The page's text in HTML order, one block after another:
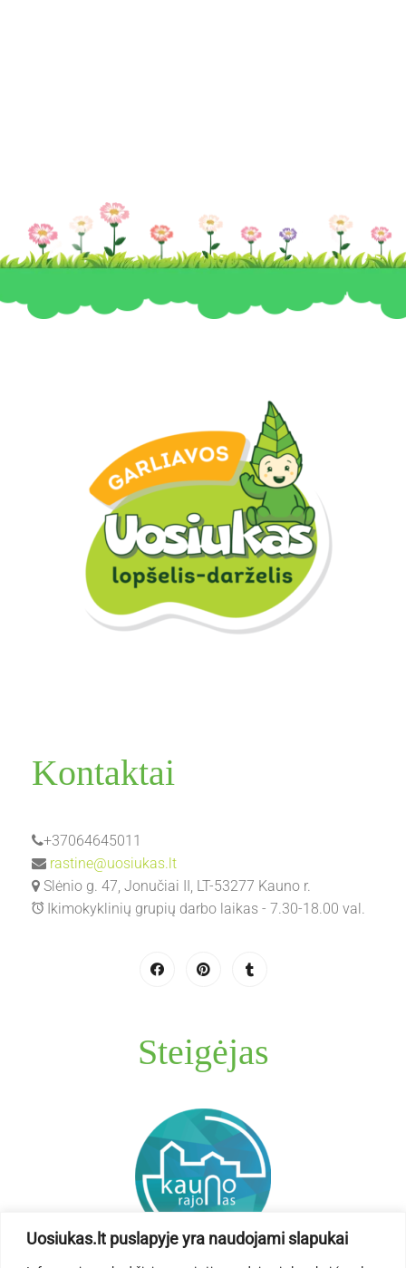
Uosiukas.lt puslapyje yra naudojami slapukai
Kontaktai
+37064645011
rastine@uosiukas.lt
Slėnio g. 47, Jonučiai II, LT-53277 Kauno r.
Ikimokyklinių grupių darbo laikas - 7.30-18.00 val.
Steigėjas